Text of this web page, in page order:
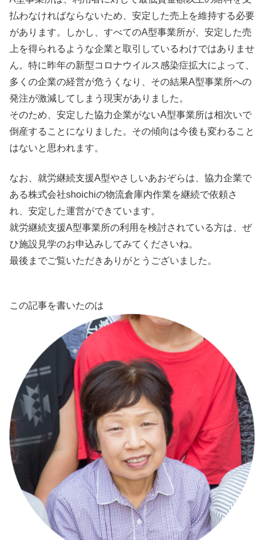
払わなければならないため、安定した売上を維持する必要
があります。しかし、すべてのA型事業所が、安定した売
上を得られるような企業と取引しているわけではありませ
ん。特に昨年の新型コロナウイルス感染症拡大によって、
多くの企業の経営が危うくなり、その結果A型事業所への
発注が激減してしまう現実がありました。
そのため、安定した協力企業がないA型事業所は相次いで
倒産することになりました。その傾向は今後も変わること
はないと思われます。
なお、就労継続支援A型やさしいあおぞらは、協力企業で
ある株式会社shoichiの物流倉庫内作業を継続で依頼さ
れ、安定した運営ができています。
就労継続支援A型事業所の利用を検討されている方は、ぜ
ひ施設見学のお申込みしてみてくださいね。
最後までご覧いただきありがとうございました。
この記事を書いたのは